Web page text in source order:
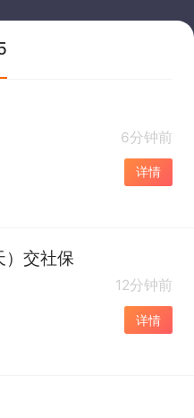
6分钟前
详情
交社保
12分钟前
详情